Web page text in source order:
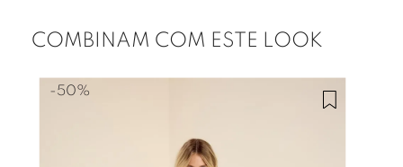
COMBINAM COM ESTE LOOK
-50%